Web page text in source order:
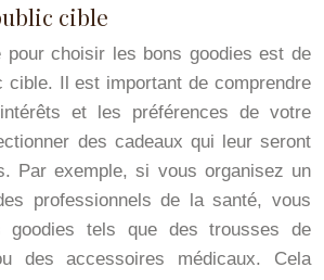
cible
pour choisir les bons goodies est de
cible. Il est important de comprendre
et les préférences de votre
des cadeaux qui leur seront
Par exemple, si vous organisez un
professionnels de la santé, vous
goodies tels que des trousses de
des accessoires médicaux. Cela